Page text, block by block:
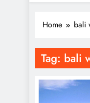
Home bali
Tag: bali